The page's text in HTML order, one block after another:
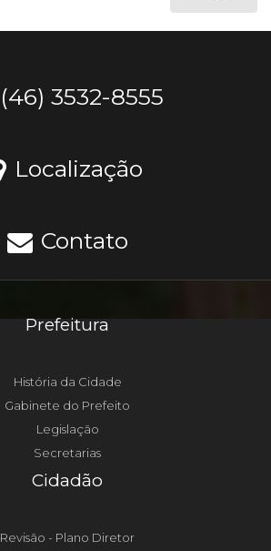
(46) 3532-8555
Localização
Contato
Prefeitura
História da Cidade
Gabinete do Prefeito
Legislação
Secretarias
Cidadão
Revisão - Plano Diretor